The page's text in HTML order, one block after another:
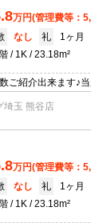
万円(管理費等：
なし 礼
1ヶ月
1K 23.18m²
ご紹介出来ます♪
のお問い合わせの
応できます♪
埼玉 熊谷店
万円(管理費等：
なし 礼
1ヶ月
1K 23.18m²